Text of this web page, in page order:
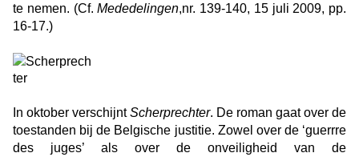
te nemen. (Cf. Mededelingen,nr. 139-140, 15 juli 2009, pp.
16-17.)
In oktober verschijnt Scherprechter. De roman gaat over de
toestanden bij de Belgische justitie. Zowel over de ‘guerrre
des juges’ als over de onveiligheid van de